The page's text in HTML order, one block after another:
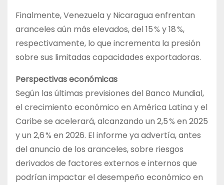
Finalmente, Venezuela y Nicaragua enfrentan
aranceles aún más elevados, del 15 % y 18 %,
respectivamente, lo que incrementa la presión
sobre sus limitadas capacidades exportadoras.
Perspectivas económicas
Según las últimas previsiones del Banco Mundial,
el crecimiento económico en América Latina y el
Caribe se acelerará, alcanzando un 2,5 % en 2025
y un 2,6 % en 2026. El informe ya advertía, antes
del anuncio de los aranceles, sobre riesgos
derivados de factores externos e internos que
podrían impactar el desempeño económico en